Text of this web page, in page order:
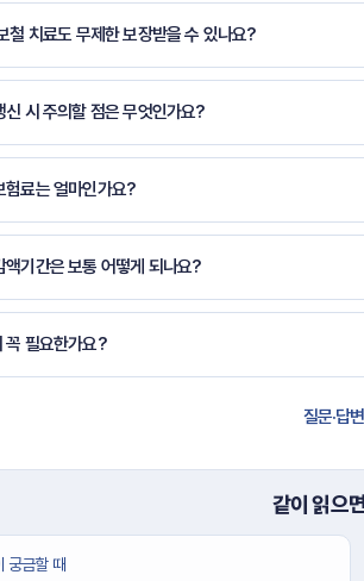
철 치료도 무제한 보장받을 수 있나요?
신 시 주의할 점은 무엇인가요?
험료는 얼마인가요?
액기간은 보통 어떻게 되나요?
꼭 필요한가요?
질문·답
같이 읽으
궁금할 때